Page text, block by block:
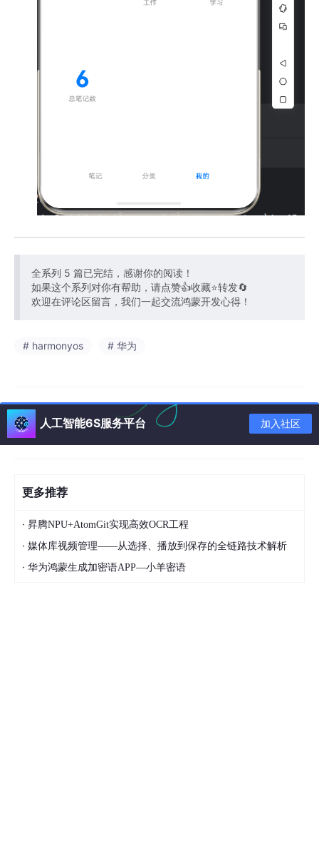
全系列 5 篇已完结，感谢你的阅读！
如果这个系列对你有帮助，请点赞👍收藏⭐转发🔄
欢迎在评论区留言，我们一起交流鸿蒙开发心得！
# harmonyos # 华为
人工智能6S服务平台 加入社区
更多推荐
· 昇腾NPU+AtomGit实现高效OCR工程
· 媒体库视频管理——从选择、播放到保存的全链路技术解析
· 华为鸿蒙生成加密语APP—小羊密语